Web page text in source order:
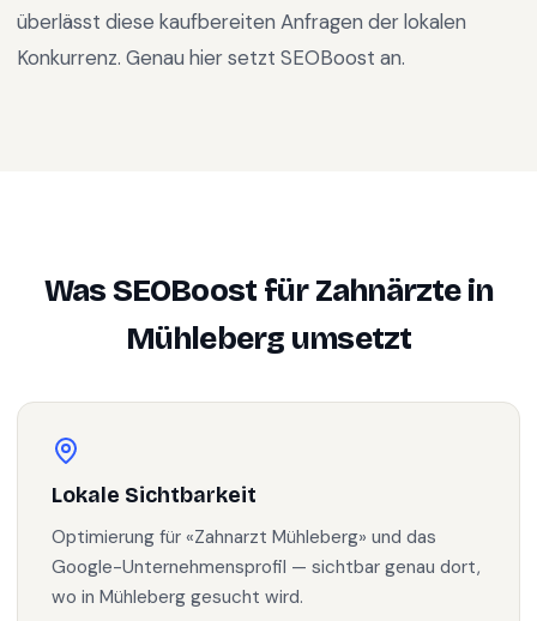
überlässt diese kaufbereiten Anfragen der lokalen
Konkurrenz. Genau hier setzt SEOBoost an.
Was SEOBoost fürZahnärztein
Mühleberg umsetzt
Lokale Sichtbarkeit
Optimierung für «Zahnarzt Mühleberg» und das
Google-Unternehmensprofil — sichtbar genau dort,
wo in Mühleberg gesucht wird.